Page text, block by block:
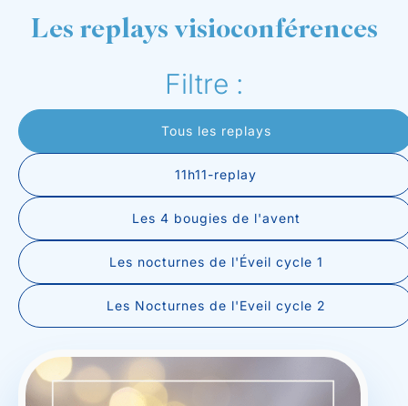
Les replays visioconférences
Filtre :
11h11-replay
Les 4 bougies de l'avent
Les nocturnes de l'Éveil cycle 1
Les Nocturnes de l'Eveil cycle 2
Tous les replays